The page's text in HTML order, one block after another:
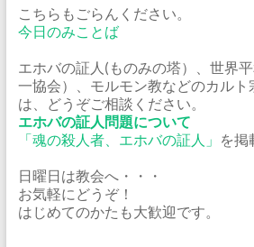
こちらもごらんください。
今日のみことば
エホバの証人(ものみの塔）、世界
一協会）、モルモン教などのカルト
は、どうぞご相談ください。
エホバの証人問題について
「魂の殺人者、エホバの証人」 を掲
日曜日は教会へ・・・
お気軽にどうぞ！
はじめてのかたも大歓迎です。